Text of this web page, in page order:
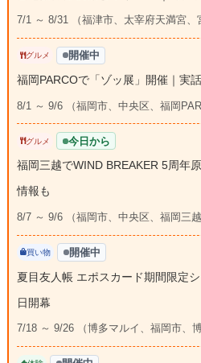
7/1 ～ 8/31 （福津市、太宰府天満宮、
グルメ 開催中
福岡PARCOで「ゾッ展」開催｜実
8/1 ～ 9/6 （福岡市、中央区、福岡
グルメ 今日から
福岡三越でWIND BREAKER 5周年
情報も
8/7 ～ 9/6 （福岡市、中央区、福岡三越
買い物 開催中
夏目友人帳 エポスカード期間限定
日開幕
7/18 ～ 9/26 （博多マルイ、福岡市、博